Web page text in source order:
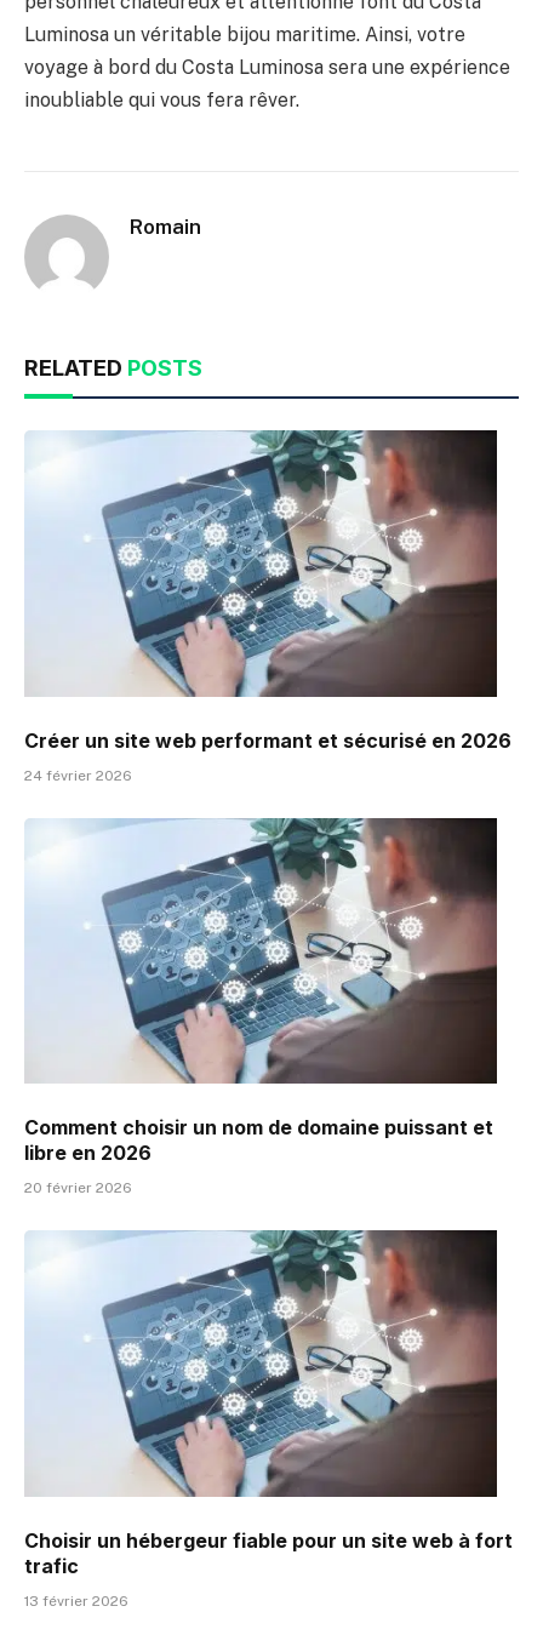
Luminosa un véritable bijou maritime. Ainsi, votre
voyage à bord du Costa Luminosa sera une expérience
inoubliable qui vous fera rêver.
Romain
RELATED POSTS
Créer un site web performant et sécurisé en 2026
24 février 2026
Comment choisir un nom de domaine puissant et
libre en 2026
20 février 2026
Choisir un hébergeur fiable pour un site web à fort
trafic
13 février 2026